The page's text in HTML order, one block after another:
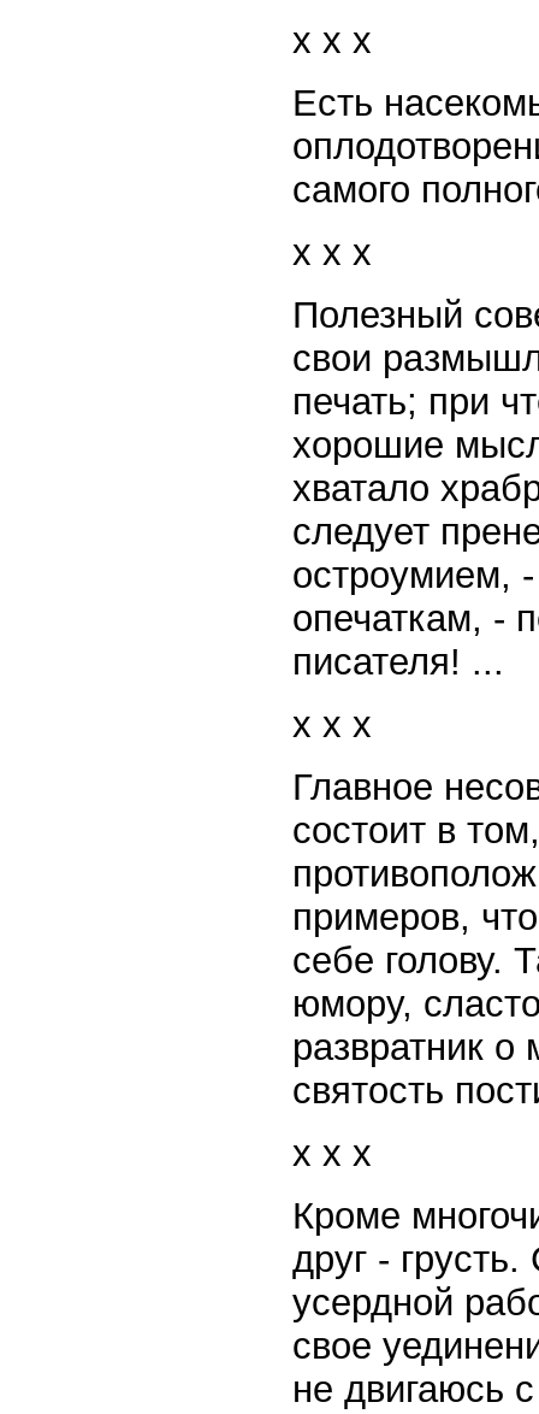
x x x
Есть
самого
x x x
Полезный
свои
печать; при
хорошие
хватало
следует
остроумием,
опечаткам, -
писателя! ...
x x x
Главное
состоит в
примеров,
себе голову.
юмору,
развратник о
святость
x x x
Кроме
друг -
усердной
свое
не двигаюсь